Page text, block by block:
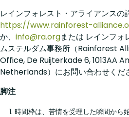
レインフォレスト・アライアンスの
https://www.rainforest-
か、 info@ra.orgまたは レインフォ
ムステルダム事務所（Rainforest
Office, De Ruijterkade 6, 1013AA
Netherlands）にお問い合わせくだ
脚注
時間枠は、苦情を受理した瞬間から